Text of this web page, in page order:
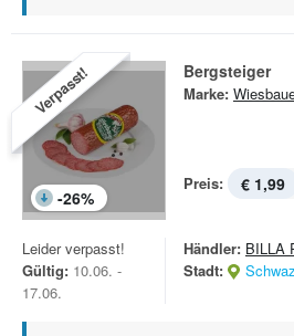
Verpasst!
-26%
Bergsteiger
Marke:
Preis: € 1,99
Leider verpasst!
Gültig: 10.06. -
17.06.
Händler: BILLA
Stadt:
Schwaz